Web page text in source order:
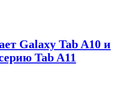
Galaxy Tab A10 и
Tab A11